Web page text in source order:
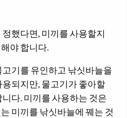
했다면, 미끼를 사용할지
야 합니다.
기를 유인하고 낚싯바늘을
되지만, 물고기가 좋아할
다. 미끼를 사용하는 것은
미끼를 낚싯바늘에 꿰는 것